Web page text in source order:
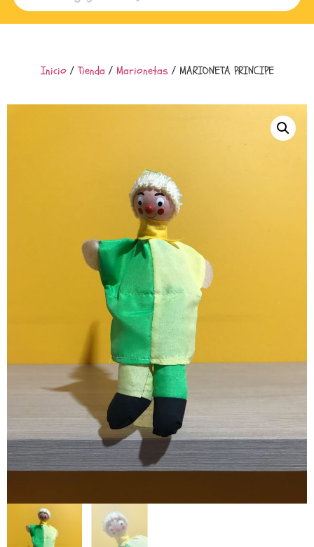
Inicio/Tienda / Marionetas / MARIONETA PRINCIPE